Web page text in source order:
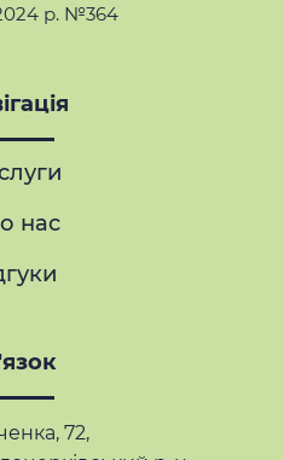
р. №364
нас
72,